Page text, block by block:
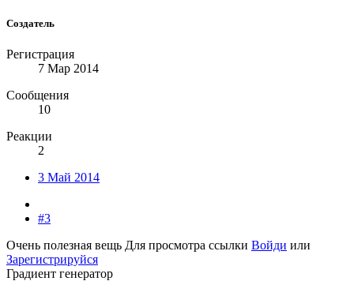
Создатель
Регистрация
7 Мар 2014
Сообщения
10
Реакции
2
3 Май 2014
#3
Очень полезная вещь Для просмотра ссылки Войди или
Зарегистрируйся
Градиент генератор